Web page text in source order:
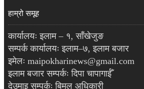
हाम्रो समूह
कार्यालयः इलाम – १, साँखेजुङ
सम्पर्क कार्यालयः इलाम–७, इलाम बजार
इमेलः maipokharinews@gmail.com
इलाम बजार सम्पर्कः दिपा चापागाईँ
देउमाइ सम्पर्कः बिमल अधिकारी